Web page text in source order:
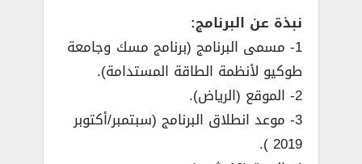
نبذة عن البرنامج:
1- مسمى البرنامج (برنامج مسك وجامعة
طوكيو لأنظمة الطاقة المستدامة).
2- الموقع (الرياض).
3- موعد انطلاق البرنامج (سبتمبر/أكتوبر
2019 ).